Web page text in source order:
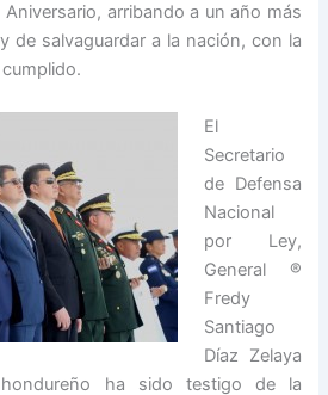
arribando a un año más
de salvaguardar a la nación, con la
El
Secretario
de Defensa
Nacional
por Ley,
General ®
Fredy
Santiago
Díaz Zelaya
ha sido testigo de la